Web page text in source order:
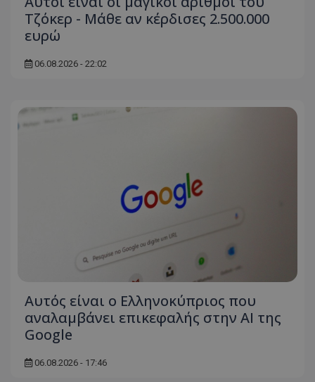
Τζόκερ - Μάθε αν κέρδισες 2.500.000
ευρώ
06.08.2026 - 22:02
Αυτός είναι ο Ελληνοκύπριος που
αναλαμβάνει επικεφαλής στην ΑΙ της
Google
06.08.2026 - 17:46